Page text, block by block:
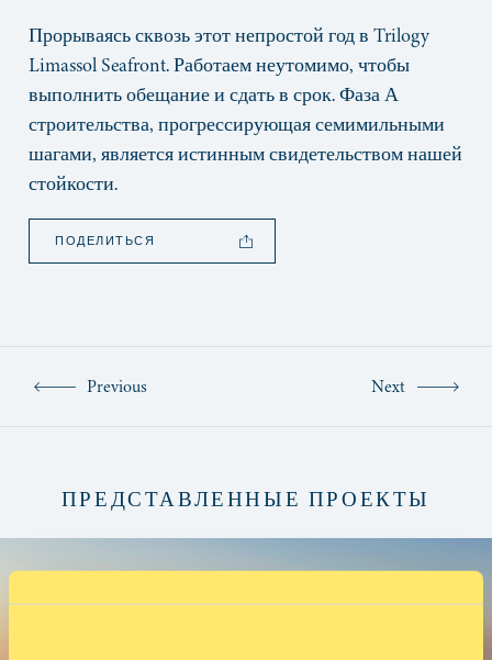
Прорываясь сквозь этот непростой год в Trilogy
Limassol Seafront. Работаем неутомимо, чтобы
выполнить обещание и сдать в срок. Фаза А
строительства, прогрессирующая семимильными
шагами, является истинным свидетельством нашей
стойкости.
ПОДЕЛИТЬСЯ
Previous Next
ПРЕДСТАВЛЕННЫЕ ПРОЕКТЫ